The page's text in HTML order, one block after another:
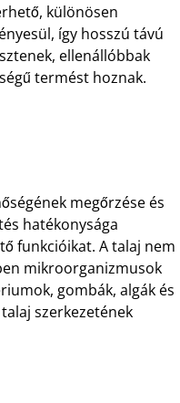
különösen
így hosszú távú
ellenállóbbak
termést hoznak.
megőrzése és
hatékonysága
funkcióikat. A talaj nem
mikroorganizmusok
gombák, algák és
szerkezetének